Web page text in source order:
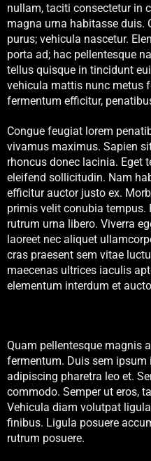
nullam, taciti consectetur in
magna urna habitasse duis.
purus; vehicula nascetur.
porta ad; hac pellentesque
tellus quisque in tincidunt
vehicula mattis nunc metus
fermentum efficitur,
Congue feugiat lorem
vivamus maximus. Sapien
rhoncus donec lacinia. Eget
eleifend sollicitudin. Nam
efficitur auctor justo ex.
primis velit conubia tempus.
rutrum urna libero. Viverra
laoreet nec aliquet
cras praesent sem vitae
maecenas ultrices iaculis
elementum interdum et
Quam pellentesque magnis
fermentum. Duis sem
adipiscing pharetra leo et.
commodo. Semper ut eros,
Vehicula diam volutpat
finibus. Ligula posuere
rutrum posuere.